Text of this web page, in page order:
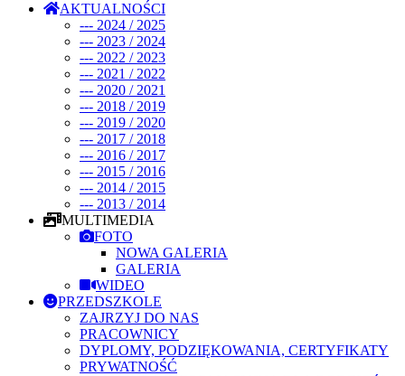
AKTUALNOŚCI
--- 2024 / 2025
--- 2023 / 2024
--- 2022 / 2023
--- 2021 / 2022
--- 2020 / 2021
--- 2018 / 2019
--- 2019 / 2020
--- 2017 / 2018
--- 2016 / 2017
--- 2015 / 2016
--- 2014 / 2015
--- 2013 / 2014
MULTIMEDIA
FOTO
NOWA GALERIA
GALERIA
WIDEO
PRZEDSZKOLE
ZAJRZYJ DO NAS
PRACOWNICY
DYPLOMY, PODZIĘKOWANIA, CERTYFIKATY
PRYWATNOŚĆ